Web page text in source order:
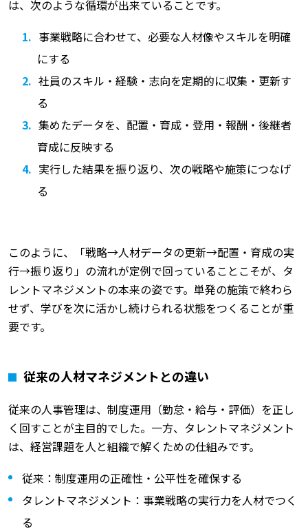
は、次のような循環が出来ていることです。
事業戦略に合わせて、必要な人材像やスキルを明確
にする
社員のスキル・経験・志向を定期的に収集・更新す
る
集めたデータを、配置・育成・登用・報酬・後継者
育成に反映する
実行した結果を振り返り、次の戦略や施策につなげ
る
このように、「戦略→人材データの更新→配置・育成の実
行→振り返り」の流れが定例で回っていることこそが、タ
レントマネジメントの本来の姿です。単発の施策で終わら
せず、学びを次に活かし続けられる状態をつくることが重
要です。
従来の人材マネジメントとの違い
従来の人事管理は、制度運用（勤怠・給与・評価）を正し
く回すことが主目的でした。一方、タレントマネジメント
は、経営課題を人と組織で解くための仕組みです。
従来：制度運用の正確性・公平性を確保する
タレントマネジメント：事業戦略の実行力を人材でつく
る